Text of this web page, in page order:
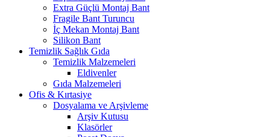
Extra Güçlü Montaj Bant
Fragile Bant Turuncu
İç Mekan Montaj Bant
Silikon Bant
Temizlik Sağlık Gıda
Temizlik Malzemeleri
Eldivenler
Gıda Malzemeleri
Ofis & Kırtasiye
Dosyalama ve Arşivleme
Arşiv Kutusu
Klasörler